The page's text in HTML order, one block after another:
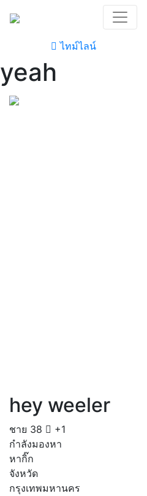
ไทม์ไลน์
yeah
hey weeler
ชาย 38
+1
กำลังมองหา
หากิ๊ก
จังหวัด
กรุงเทพมหานคร